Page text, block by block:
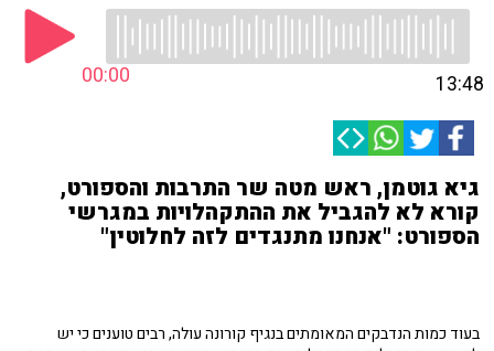
00:00 13:48
גיא גוטמן, ראש מטה שר התרבות והספורט,
קורא לא להגביל את ההתקהלויות במגרשי
הספורט: "אנחנו מתנגדים לזה לחלוטין"
בעוד כמות הנדבקים המאומתים בנגיף קורונה עולה, רבים טוענים כי יש